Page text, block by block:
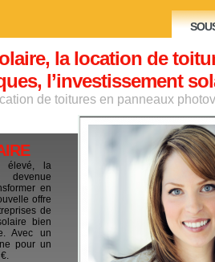
la location de
l’investissement
de toitures en panneaux
élevé, la
devenue
en
offre
de
bien
Avec un
pour un